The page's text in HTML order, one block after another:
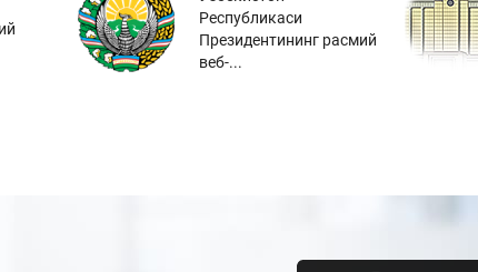
Республикаси
Президентининг расмий
веб-...